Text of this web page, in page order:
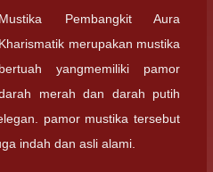
Mustika Pembangkit Aura
Kharismatik merupakan mustika
bertuah yangmemiliki pamor
merah dan darah putih
pamor mustika tersebut
indah dan asli alami.